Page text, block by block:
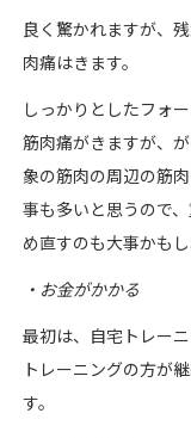
良く驚かれますが、
肉痛はきます。
しっかりとしたフォ
筋肉痛がきますが、
象の筋肉の周辺の筋
事も多いと思うので
め直すのも大事かも
・ お金がかかる
最初は、自宅トレー
トレーニングの方が
す。